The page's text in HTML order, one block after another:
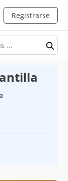
Registrarse